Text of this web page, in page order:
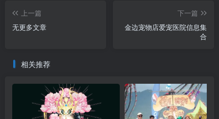
上一篇
无更多文章
下一篇
金边宠物店爱宠医院信息集
合
相关推荐